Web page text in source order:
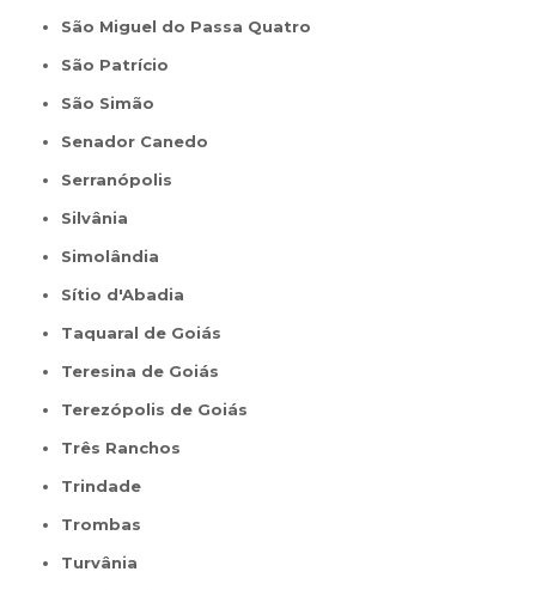
São Miguel do Passa Quatro
São Patrício
São Simão
Senador Canedo
Serranópolis
Silvânia
Simolândia
Sítio d'Abadia
Taquaral de Goiás
Teresina de Goiás
Terezópolis de Goiás
Três Ranchos
Trindade
Trombas
Turvânia